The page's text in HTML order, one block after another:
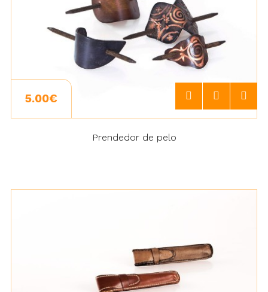
5.00€
Prendedor de pelo